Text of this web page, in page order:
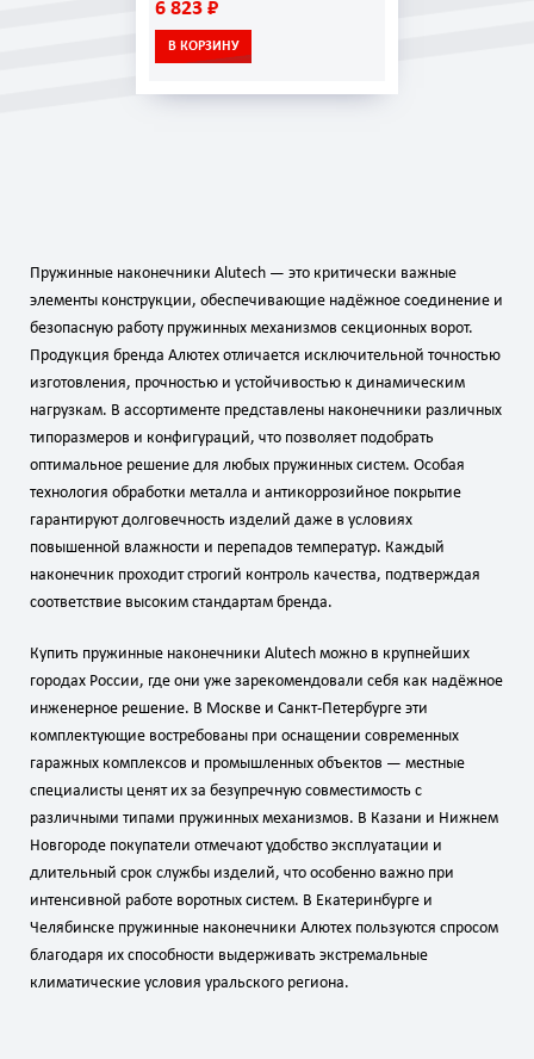
6 823 ₽
В КОРЗИНУ
Пружинные наконечники Alutech — это критически важные
элементы конструкции, обеспечивающие надёжное соединение и
безопасную работу пружинных механизмов секционных ворот.
Продукция бренда Алютех отличается исключительной точностью
изготовления, прочностью и устойчивостью к динамическим
нагрузкам. В ассортименте представлены наконечники различных
типоразмеров и конфигураций, что позволяет подобрать
оптимальное решение для любых пружинных систем. Особая
технология обработки металла и антикоррозийное покрытие
гарантируют долговечность изделий даже в условиях
повышенной влажности и перепадов температур. Каждый
наконечник проходит строгий контроль качества, подтверждая
соответствие высоким стандартам бренда.
Купить пружинные наконечники Alutech можно в крупнейших
городах России, где они уже зарекомендовали себя как надёжное
инженерное решение. В Москве и Санкт‑Петербурге эти
комплектующие востребованы при оснащении современных
гаражных комплексов и промышленных объектов — местные
специалисты ценят их за безупречную совместимость с
различными типами пружинных механизмов. В Казани и Нижнем
Новгороде покупатели отмечают удобство эксплуатации и
длительный срок службы изделий, что особенно важно при
интенсивной работе воротных систем. В Екатеринбурге и
Челябинске пружинные наконечники Алютех пользуются спросом
благодаря их способности выдерживать экстремальные
климатические условия уральского региона.